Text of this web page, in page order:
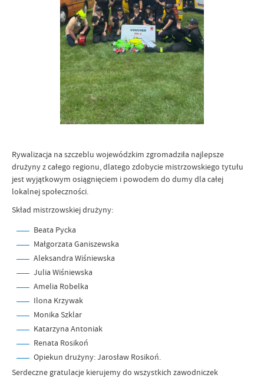
Rywalizacja na szczeblu wojewódzkim zgromadziła najlepsze
drużyny z całego regionu, dlatego zdobycie mistrzowskiego tytułu
jest wyjątkowym osiągnięciem i powodem do dumy dla całej
lokalnej społeczności.
Skład mistrzowskiej drużyny:
Beata Pycka
Małgorzata Ganiszewska
Aleksandra Wiśniewska
Julia Wiśniewska
Amelia Robelka
Ilona Krzywak
Monika Szklar
Katarzyna Antoniak
Renata Rosikoń
Opiekun drużyny: Jarosław Rosikoń.
Serdeczne gratulacje kierujemy do wszystkich zawodniczek